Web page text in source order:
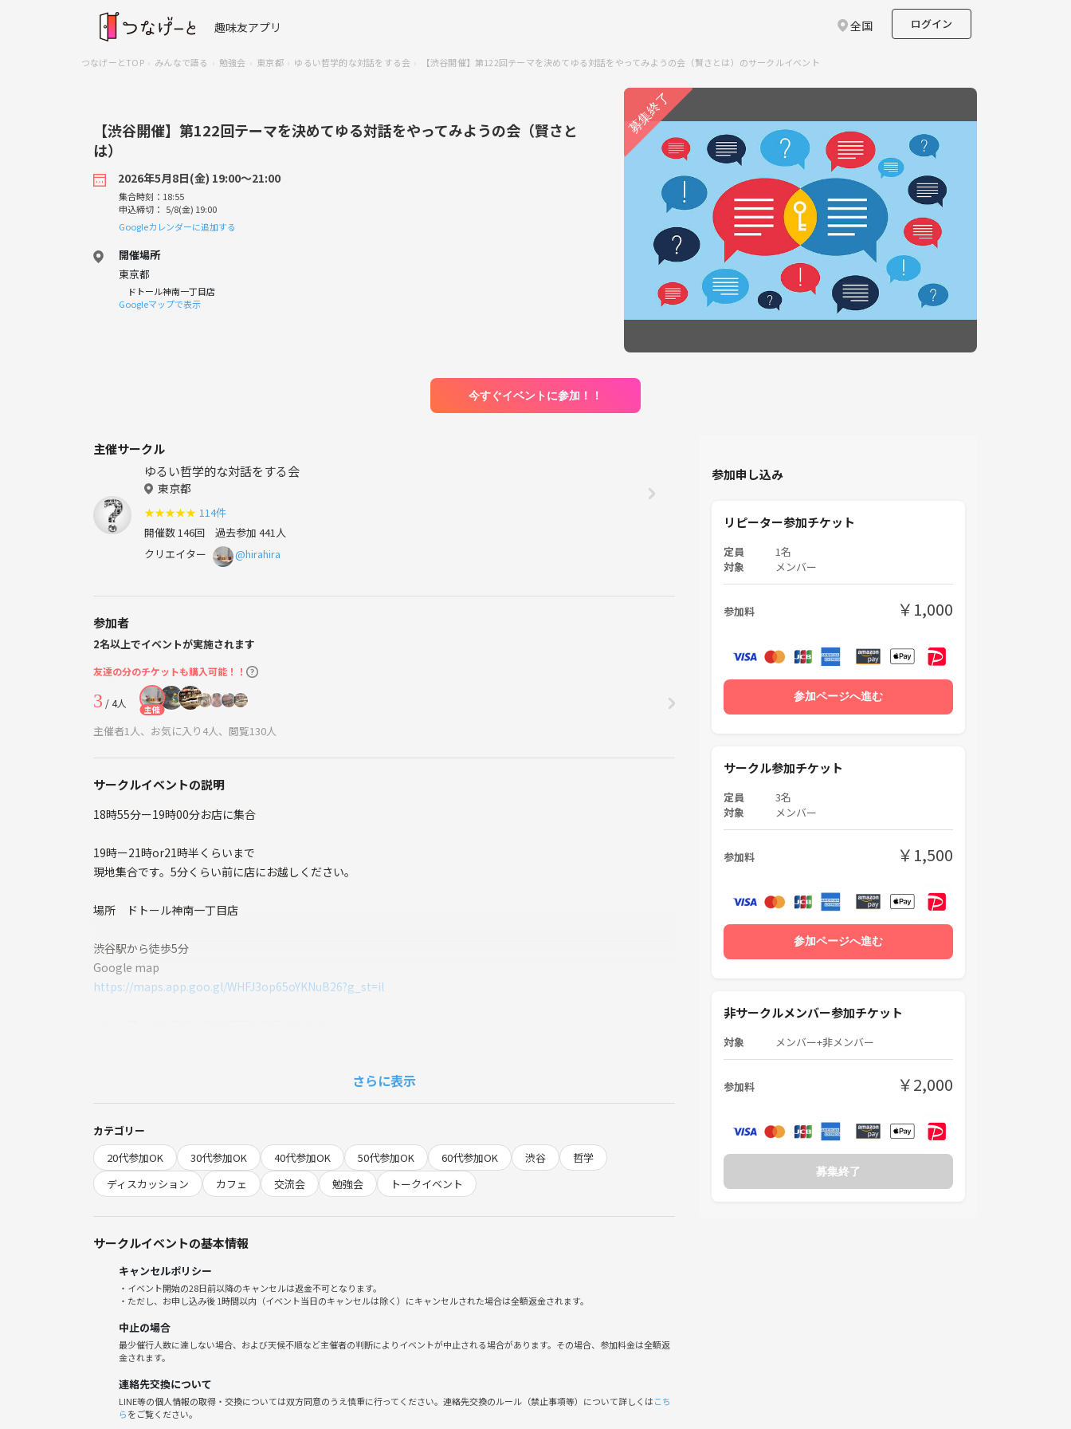
趣味友アプリ 全国 ログイン
つなげーとTOP みんなで語る 勉強会 東京都 ゆるい哲学的な対話をする会 【渋谷開催】第122回テーマを決めてゆる対話をやってみようの会（賢さとは）のサークルイベント
【渋谷開催】第122回テーマを決めてゆる対話をやってみようの会（賢さと
は）
2026年5月8日(金) 19:00〜21:00
集合時刻：18:55
申込締切： 5/8(金) 19:00
Googleカレンダーに追加する
開催場所
東京都
ドトール神南一丁目店
Googleマップで表示
今すぐイベントに参加！！
主催サークル
ゆるい哲学的な対話をする会
東京都
★★★★★ 114件
開催数 146回 過去参加 441人
クリエイター
@hirahira
参加者
2名以上でイベントが実施されます
友達の分のチケットも購入可能！！
3 / 4人 主催
主催者1人、お気に入り4人、閲覧130人
サークルイベントの説明
18時55分ー19時00分お店に集合
19時ー21時or21時半くらいまで
現地集合です。5分くらい前に店にお越しください。
場所 ドトール神南一丁目店
渋谷駅から徒歩5分
Google map
https://maps.app.goo.gl/WHFJ3op65oYKNuB26?g_st=il
回によってアイスブレイクも兼ねてテーマを決めています。
今回は賢さとはをテーマに最初は進行してみて、その後は好きなテーマを話す感じにしていきます。
テーマ
主催が決めたテーマ、参加者が決めたテーマを
シャッフルしてそれについて対話をしていきます。
例 テーマ
自動運転について思うこと
頭が良いとはどういう事か？
気遣いのある人とお節介の人の違いは？
物事が停滞してる時は何をしたら良い？
さらに表示
カテゴリー
20代参加OK
30代参加OK 40代参加OK 50代参加OK 60代参加OK 渋谷
哲学
ディスカッション
カフェ 交流会 勉強会 トークイベント
サークルイベントの基本情報
キャンセルポリシー
・イベント開始の28日前以降のキャンセルは返金不可となります。
・ただし、お申し込み後 1時間以内（イベント当日のキャンセルは除く）にキャンセルされた場合は全額返金されます。
中止の場合
最少催行人数に達しない場合、および天候不順など主催者の判断によりイベントが中止される場合があります。その場合、参加料金は全額返
金されます。
連絡先交換について
LINE等の個人情報の取得・交換については双方同意のうえ慎重に行ってください。連絡先交換のルール（禁止事項等）について詳しくはこち
らをご覧ください。
参加申し込み
リピーター参加チケット
定員 1名
対象 メンバー
参加料 ￥1,000
参加ページへ進む
サークル参加チケット
定員 3名
対象
メンバー
参加料 ￥1,500
参加ページへ進む
非サークルメンバー参加チケット
対象 メンバー+非メンバー
参加料 ￥2,000
募集終了